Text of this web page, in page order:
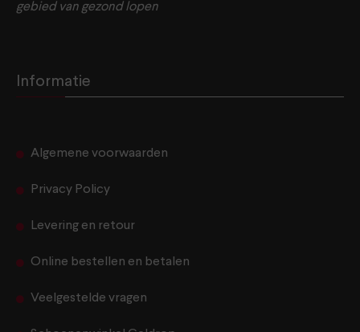
gebied van gezond lopen
Informatie
Algemene voorwaarden
Privacy Policy
Levering en retour
Online bestellen en betalen
Veelgestelde vragen